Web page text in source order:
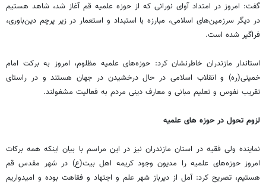
گفت: امروز در امتداد آوای نورانی که از حوزه علمیه قم آغاز شد، شاهد هستیم
در دیگر سرزمین‌های اسلامی، مبارزه با استبداد و استعمار در زیر پرچم دین‌باوری،
فراگیر شده است.
استاندار مازندران خاطرنشان کرد: حوزه‌های علمیه مظلوم، امروز به برکت امام
خمینی(ره) و انقلاب اسلامی در حال درخشیدن در جهان هستند و در راستای
تقریب نفوس و تعلیم مبانی و معارف دینی مردم به فعالیت مشغولند.
لزوم تحول در حوزه های علمیه
نماینده ولی فقیه در استان مازندران نیز در این مراسم با بیان اینکه همه برکات
امروز حوزه‌های علمیه را مدیون وجود کریمه اهل بیت(ع) در شهر مقدس قم
هستیم، تصریح کرد: آمل از دیرباز شهر علم و اجتهاد و فقاهت بوده و امیدواریم